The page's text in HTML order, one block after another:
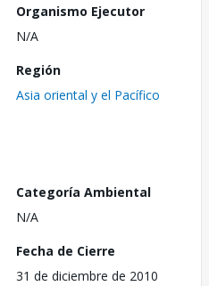
Organismo Ejecutor
N/A
Región
Asia oriental y el Pacífico
Categoría Ambiental
N/A
Fecha de Cierre
31 de diciembre de 2010